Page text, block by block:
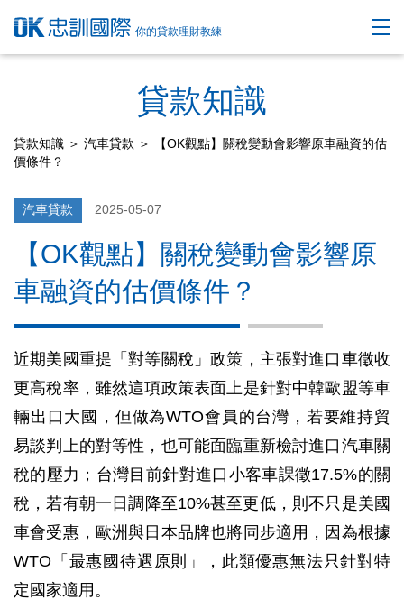
你的貸款理財教練
貸款知識
貸款知識 ＞ 汽車貸款 ＞ 【OK觀點】關稅變動會影響原車融資的估
價條件？
汽車貸款 2025-05-07
【OK觀點】關稅變動會影響原
車融資的估價條件？
近期美國重提「對等關稅」政策，主張對進口車徵收
更高稅率，雖然這項政策表面上是針對中韓歐盟等車
輛出口大國，但做為WTO會員的台灣，若要維持貿
易談判上的對等性，也可能面臨重新檢討進口汽車關
稅的壓力；台灣目前針對進口小客車課徵17.5%的關
稅，若有朝一日調降至10%甚至更低，則不只是美國
車會受惠，歐洲與日本品牌也將同步適用，因為根據
WTO「最惠國待遇原則」，此類優惠無法只針對特
定國家適用。